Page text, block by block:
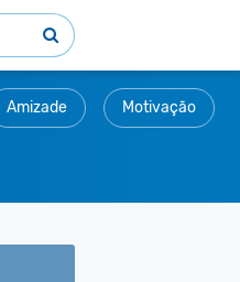
Amizade Motivação